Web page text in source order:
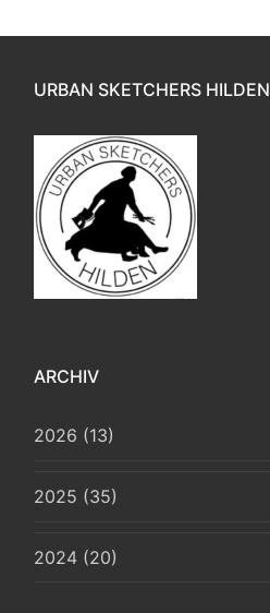
URBAN SKETCHERS HILDEN
ARCHIV
2026 (13)
2025 (35)
2024 (20)